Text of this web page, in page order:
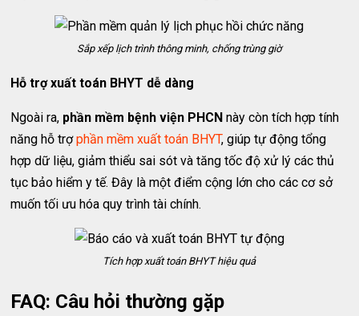
Sắp xếp lịch trình thông minh, chống trùng giờ
Hỗ trợ xuất toán BHYT dễ dàng
Ngoài ra, phần mềm bệnh viện PHCN này còn tích hợp tính
năng hỗ trợphần mềm xuất toán BHYT, giúp tự động tổng
hợp dữ liệu, giảm thiểu sai sót và tăng tốc độ xử lý các thủ
tục bảo hiểm y tế. Đây là một điểm cộng lớn cho các cơ sở
muốn tối ưu hóa quy trình tài chính.
Tích hợp xuất toán BHYT hiệu quả
FAQ: Câu hỏi thường gặp